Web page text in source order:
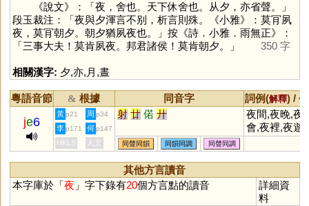
《說文》：「夜，舍也。天下休舍也。从夕，亦省聲。」
段玉裁注：「夜與夕渾言不别，析言則殊。《小雅》：莫肎夙
夜，莫肎朝夕。朝夕猶夙夜也。」按《詩．小雅．雨無正》：
「三事大夫！莫肯夙夜。邦君諸侯！莫肯朝夕。」
350 字
相關漢字: 夕,亦,月 ,晝
粵語音節 & 根據 同音字 詞例(解釋) /
je6
黃 p21 周 p34 射 廿 偌 廾
夜間,夜晚,夜
會,夜裡,夜遊,
夜班,夜空,夜
半,夜貓,夜生
活,夜景,夜幕,
夜來香,夜襲,
深人靜,夜曲,
李 p171 何 p147
HKLS 人文 同聲同韻 同韻同調 同聲同調
其他方言讀音
本字庫於「夜 」字下錄有20個方言點的讀音
詳細資
料